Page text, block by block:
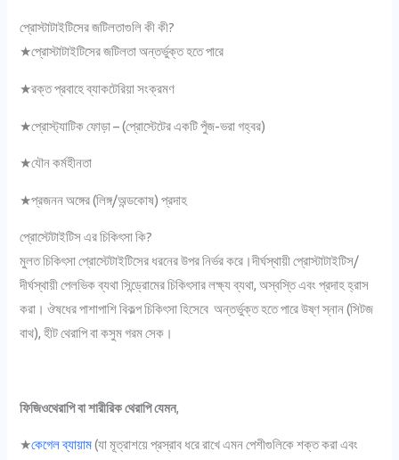
প্রোস্টাটাইটিসের জটিলতাগুলি কী কী?
★প্রোস্টাটাইটিসের জটিলতা অন্তর্ভুক্ত হতে পারে
★রক্ত প্রবাহে ব্যাকটেরিয়া সংক্রমণ
★প্রোস্ট্যাটিক ফোড়া – (প্রোস্টেটের একটি পুঁজ-ভরা গহ্বর)
★যৌন কর্মহীনতা
★প্রজনন অঙ্গের (লিঙ্গ/অন্ডকোষ) প্রদাহ
প্রোস্টেটাইটিস এর চিকিৎসা কি?
মুলত চিকিৎসা প্রোস্টেটাইটিসের ধরনের উপর নির্ভর করে।দীর্ঘস্থায়ী প্রোস্টাটাইটিস/
দীর্ঘস্থায়ী পেলভিক ব্যথা সিন্ড্রোমের চিকিৎসার লক্ষ্য ব্যথা, অস্বস্তি এবং প্রদাহ হ্রাস
করা। ঔষধের পাশাপাশি বিকল্প চিকিৎসা হিসেবে অন্তর্ভুক্ত হতে পারে উষ্ণ স্নান (সিটজ
বাথ), হীট থেরাপি বা কসুম গরম সেক।
ফিজিওথেরাপি বা শারীরিক থেরাপি যেমন,
★কেগেল ব্যায়াম(যা মূত্রাশয়ে প্রস্রাব ধরে রাখে এমন পেশীগুলিকে শক্ত করা এবং